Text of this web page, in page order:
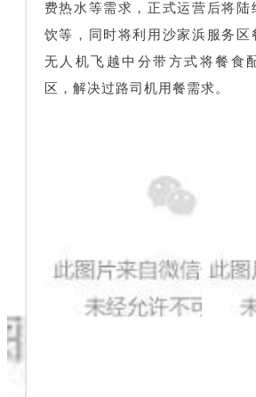
费热水等需求，正式运营后将陆
饮等，同时将利用沙家浜服务区
无人机飞越中分带方式将餐食
区，解决过路司机用餐需求。